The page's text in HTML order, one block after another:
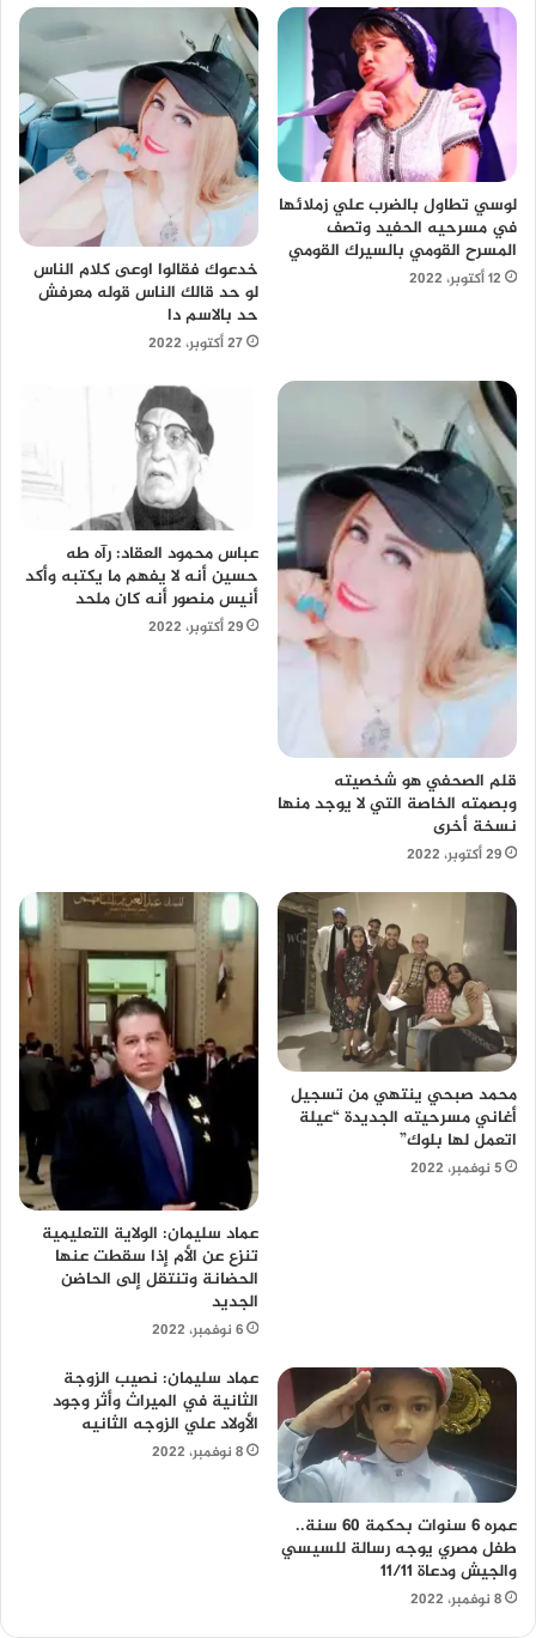
لوسي تطاول بالضرب علي زملائها
في مسرحيه الحفيد وتصف
المسرح القومي بالسيرك القومي
12 أكتوبر، 2022
خدعوك فقالوا اوعى كلام الناس
لو حد قالك الناس قوله معرفش
حد بالاسم دا
27 أكتوبر، 2022
قلم الصحفي هو شخصيته
وبصمته الخاصة التي لا يوجد منها
نسخة أخرى
29 أكتوبر، 2022
عباس محمود العقاد: رآه طه
حسين أنه لا يفهم ما يكتبه وأكد
أنيس منصور أنه كان ملحد
29 أكتوبر، 2022
محمد صبحي ينتهي من تسجيل
أغاني مسرحيته الجديدة “عيلة
اتعمل لها بلوك”
5 نوفمبر، 2022
عماد سليمان: الولاية التعليمية
تنزع عن الأم إذا سقطت عنها
الحضانة وتنتقل إلى الحاضن
الجديد
6 نوفمبر، 2022
عمره 6 سنوات بحكمة 60 سنة..
طفل مصري يوجه رسالة للسيسي
والجيش ودعاة 11/11
8 نوفمبر، 2022
عماد سليمان: نصيب الزوجة
الثانية في الميراث وأثر وجود
الأولاد علي الزوجه الثانيه
8 نوفمبر، 2022